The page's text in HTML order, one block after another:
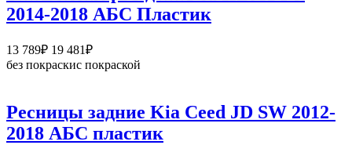
524₽
2014-2018 АБС Пластик
13 789₽ 19 481₽Диапазон
цен:
19
481₽
без покраскис покраской
Ресницы задние Kia Ceed JD SW 2012-
2018 АБС пластик